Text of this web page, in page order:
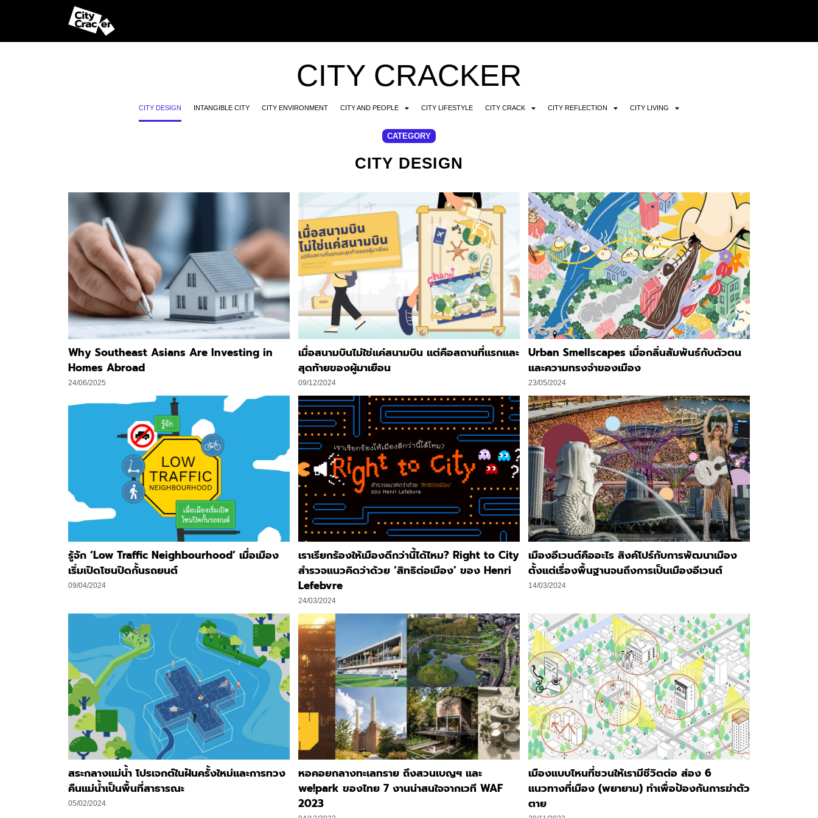
CITY CRACKER
CITY DESIGN INTANGIBLE CITY CITY ENVIRONMENT CITY AND PEOPLE CITY LIFESTYLE CITY CRACK CITY REFLECTION CITY LIVING
CATEGORY
CITY DESIGN
Why Southeast Asians Are Investing in
Homes Abroad
24/06/2025
เมื่อสนามบินไม่ใช่แค่สนามบิน แต่คือสถานที่แรกและ
สุดท้ายของผู้มาเยือน
09/12/2024
Urban Smellscapes เมื่อกลิ่นสัมพันธ์กับตัวตน
และความทรงจำของเมือง
23/05/2024
รู้จัก ‘Low Traffic Neighbourhood’ เมื่อเมือง
เริ่มเปิดโซนปิดกั้นรถยนต์
09/04/2024
เราเรียกร้องให้เมืองดีกว่านี้ได้ไหม? Right to City
สำรวจแนวคิดว่าด้วย ‘สิทธิต่อเมือง’ ของ Henri
Lefebvre
24/03/2024
เมืองอีเวนต์คืออะไร สิงค์โปร์กับการพัฒนาเมือง
ตั้งแต่เรื่องพื้นฐานจนถึงการเป็นเมืองอีเวนต์
14/03/2024
สระกลางแม่น้ำ โปรเจกต์ในฝันครั้งใหม่และการทวง
คืนแม่น้ำเป็นพื้นที่สาธารณะ
05/02/2024
หอคอยกลางทะเลทราย ถึงสวนเบญฯ และ
we!park ของไทย 7 งานน่าสนใจจากเวที WAF
2023
เมืองแบบไหนที่ชวนให้เรามีชีวิตต่อ ส่อง 6
แนวทางที่เมือง (พยายาม) ทำเพื่อป้องกันการฆ่าตัว
ตาย